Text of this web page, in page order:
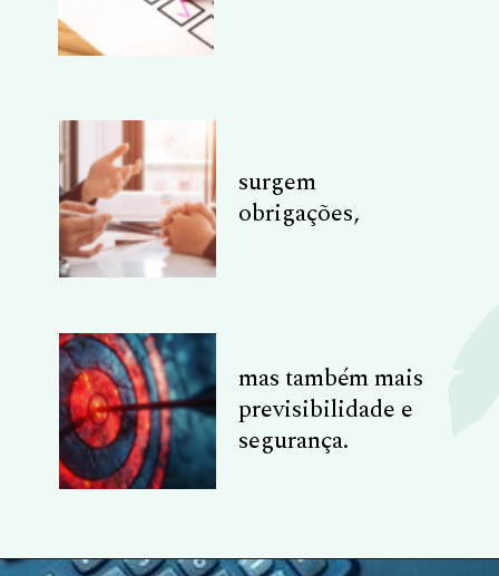
surgem
obrigações,
mas também mais
previsibilidade e
segurança.